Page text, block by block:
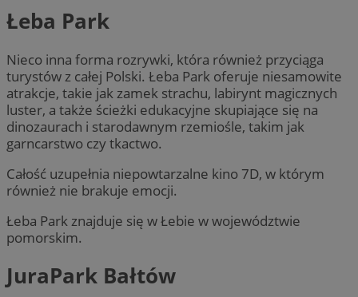
Łeba Park
Nieco inna forma rozrywki, która również przyciąga
turystów z całej Polski. Łeba Park oferuje niesamowite
atrakcje, takie jak zamek strachu, labirynt magicznych
luster, a także ścieżki edukacyjne skupiające się na
dinozaurach i starodawnym rzemiośle, takim jak
garncarstwo czy tkactwo.
Całość uzupełnia niepowtarzalne kino 7D, w którym
również nie brakuje emocji.
Łeba Park znajduje się w Łebie w województwie
pomorskim.
JuraPark Bałtów